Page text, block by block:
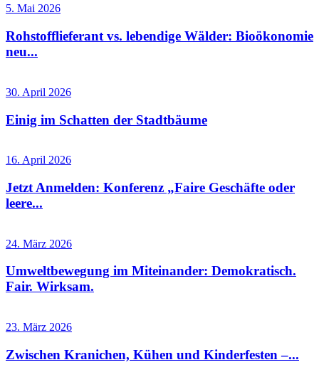
5. Mai 2026
Rohstofflieferant vs. lebendige Wälder: Bioökonomie
neu...
30. April 2026
Einig im Schatten der Stadtbäume
16. April 2026
Jetzt Anmelden: Konferenz „Faire Geschäfte oder
leere...
24. März 2026
Umweltbewegung im Miteinander: Demokratisch.
Fair. Wirksam.
23. März 2026
Zwischen Kranichen, Kühen und Kinderfesten –...